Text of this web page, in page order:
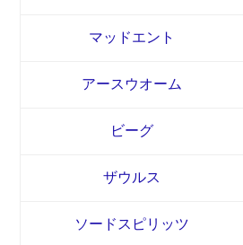
マッドエント
アースウオーム
ビーグ
ザウルス
ソードスピリッツ